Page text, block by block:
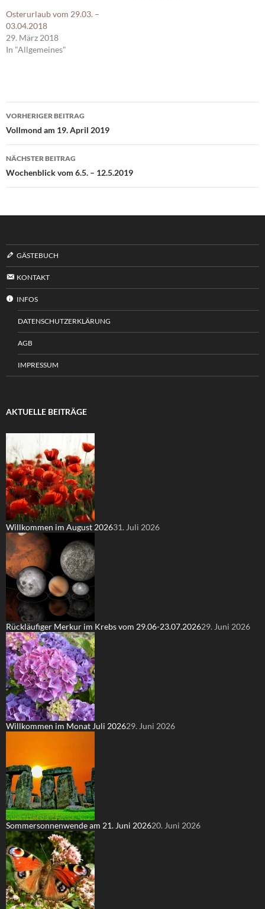
Osterurlaub vom 29.03. –
03.04.2018
29. März 2018
In "Allgemeines"
Beitragsnavigation
VORHERIGER BEITRAG
Vollmond am 19. April 2019
NÄCHSTER BEITRAG
Wochenblick vom 6.5. – 12.5.2019
GÄSTEBUCH
KONTAKT
INFOS
DATENSCHUTZERKLÄRUNG
AGB
IMPRESSUM
AKTUELLE BEITRÄGE
Willkommen im August 202631. Juli 2026
Rückläufiger Merkur im Krebs vom 29.06-23.07.202629. Juni 2026
Willkommen im Monat Juli 202629. Juni 2026
Sommersonnenwende am 21. Juni 202620. Juni 2026